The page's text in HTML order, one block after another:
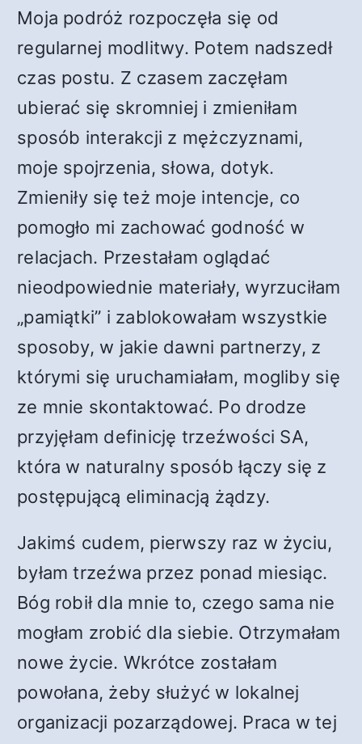
Moja podróż rozpoczęła się od
regularnej modlitwy. Potem nadszedł
czas postu. Z czasem zaczęłam
ubierać się skromniej i zmieniłam
sposób interakcji z mężczyznami,
moje spojrzenia, słowa, dotyk.
Zmieniły się też moje intencje, co
pomogło mi zachować godność w
relacjach. Przestałam oglądać
nieodpowiednie materiały, wyrzuciłam
„pamiątki” i zablokowałam wszystkie
sposoby, w jakie dawni partnerzy, z
którymi się uruchamiałam, mogliby się
ze mnie skontaktować. Po drodze
przyjęłam definicję trzeźwości SA,
która w naturalny sposób łączy się z
postępującą eliminacją żądzy.
Jakimś cudem, pierwszy raz w życiu,
byłam trzeźwa przez ponad miesiąc.
Bóg robił dla mnie to, czego sama nie
mogłam zrobić dla siebie. Otrzymałam
nowe życie. Wkrótce zostałam
powołana, żeby służyć w lokalnej
organizacji pozarządowej. Praca w tej